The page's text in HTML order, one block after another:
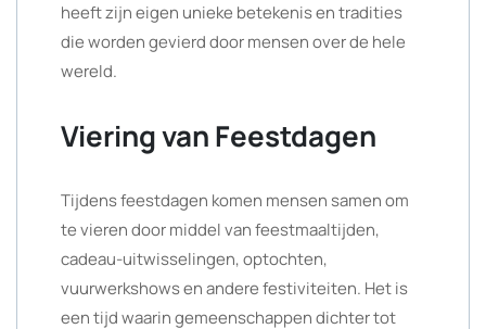
heeft zijn eigen unieke betekenis en tradities
die worden gevierd door mensen over de hele
wereld.
Viering van Feestdagen
Tijdens feestdagen komen mensen samen om
te vieren door middel van feestmaaltijden,
cadeau-uitwisselingen, optochten,
vuurwerkshows en andere festiviteiten. Het is
een tijd waarin gemeenschappen dichter tot